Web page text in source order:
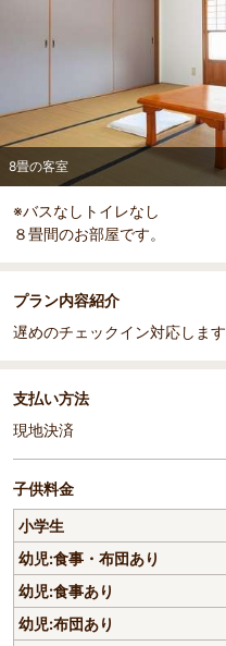
8畳の客室
※バスなしトイレなし
８畳間のお部屋です。
プラン内容紹介
遅めのチェックイン対応します
支払い方法
現地決済
子供料金
小学生
幼児:食事・布団あり
幼児:食事あり
幼児:布団あり